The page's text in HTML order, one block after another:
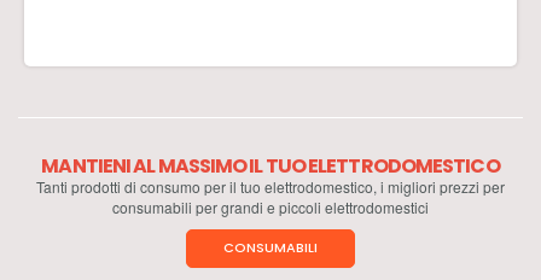
MANTIENI AL MASSIMO IL TUO ELETTRODOMESTICO
Tanti prodotti di consumo per il tuo elettrodomestico, i migliori prezzi per
consumabili per grandi e piccoli elettrodomestici
CONSUMABILI